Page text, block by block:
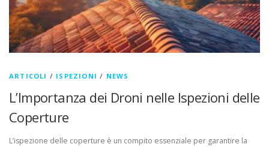
ARTICOLI / ISPEZIONI / NEWS
L’Importanza dei Droni nelle Ispezioni delle
Coperture
L’ispezione delle coperture è un compito essenziale per garantire la